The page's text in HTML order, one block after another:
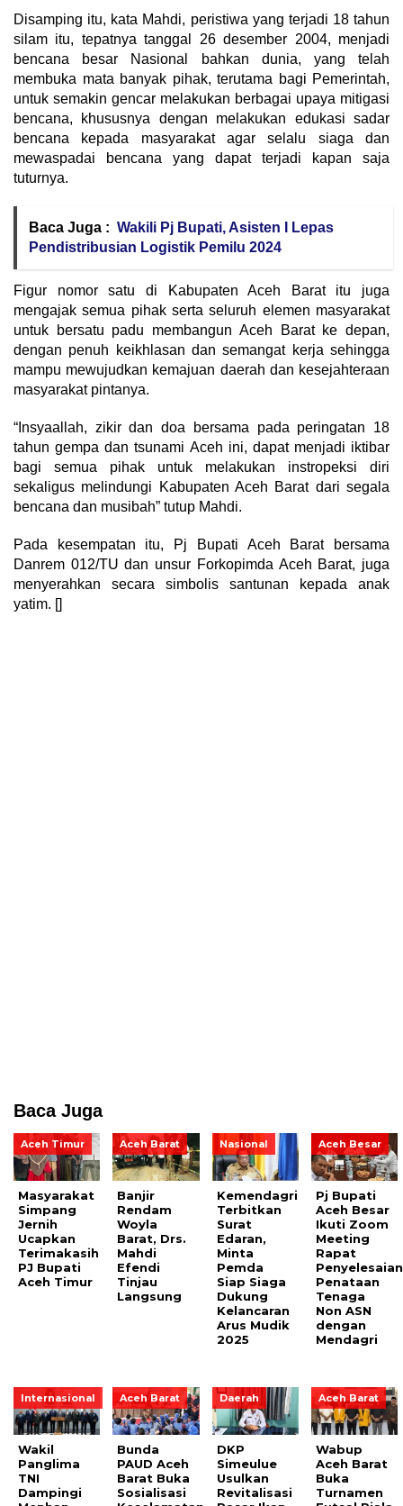
Disamping itu, kata Mahdi, peristiwa yang terjadi 18 tahun
silam itu, tepatnya tanggal 26 desember 2004, menjadi
bencana besar Nasional bahkan dunia, yang telah
membuka mata banyak pihak, terutama bagi Pemerintah,
untuk semakin gencar melakukan berbagai upaya mitigasi
bencana, khususnya dengan melakukan edukasi sadar
bencana kepada masyarakat agar selalu siaga dan
mewaspadai bencana yang dapat terjadi kapan saja
tuturnya.
Baca Juga : Wakili Pj Bupati, Asisten I Lepas
Pendistribusian Logistik Pemilu 2024
Figur nomor satu di Kabupaten Aceh Barat itu juga
mengajak semua pihak serta seluruh elemen masyarakat
untuk bersatu padu membangun Aceh Barat ke depan,
dengan penuh keikhlasan dan semangat kerja sehingga
mampu mewujudkan kemajuan daerah dan kesejahteraan
masyarakat pintanya.
“Insyaallah, zikir dan doa bersama pada peringatan 18
tahun gempa dan tsunami Aceh ini, dapat menjadi iktibar
bagi semua pihak untuk melakukan instropeksi diri
sekaligus melindungi Kabupaten Aceh Barat dari segala
bencana dan musibah” tutup Mahdi.
Pada kesempatan itu, Pj Bupati Aceh Barat bersama
Danrem 012/TU dan unsur Forkopimda Aceh Barat, juga
menyerahkan secara simbolis santunan kepada anak
yatim. []
Baca Juga
Aceh Timur
Masyarakat
Simpang
Jernih
Ucapkan
Terimakasih
PJ Bupati
Aceh Timur
Aceh Barat
Banjir
Rendam
Woyla
Barat, Drs.
Mahdi
Efendi
Tinjau
Langsung
Nasional
Kemendagri
Terbitkan
Surat
Edaran,
Minta
Pemda
Siap Siaga
Dukung
Kelancaran
Arus Mudik
2025
Aceh Besar
Pj Bupati
Aceh Besar
Ikuti Zoom
Meeting
Rapat
Penyelesaian
Penataan
Tenaga
Non ASN
dengan
Mendagri
Internasional
Wakil
Panglima
TNI
Dampingi
Aceh Barat
Bunda
PAUD Aceh
Barat Buka
Sosialisasi
Daerah
DKP
Simeulue
Usulkan
Revitalisasi
Aceh Barat
Wabup
Aceh Barat
Buka
Turnamen